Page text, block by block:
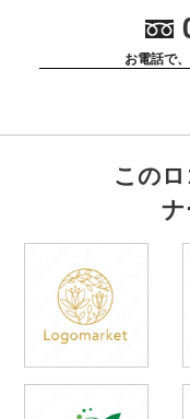
お電話で
この